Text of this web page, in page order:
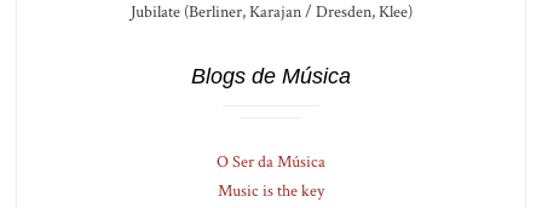
Jubilate (Berliner, Karajan / Dresden, Klee)
Blogs de Música
O Ser da Música
Music is the key